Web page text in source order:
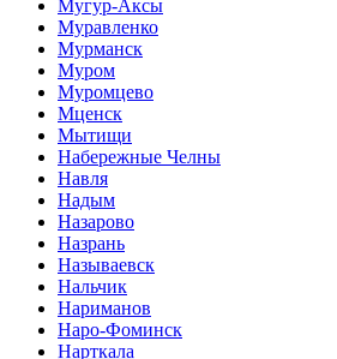
Мугур-Аксы
Муравленко
Мурманск
Муром
Муромцево
Мценск
Мытищи
Набережные Челны
Навля
Надым
Назарово
Назрань
Называевск
Нальчик
Нариманов
Наро-Фоминск
Нарткала